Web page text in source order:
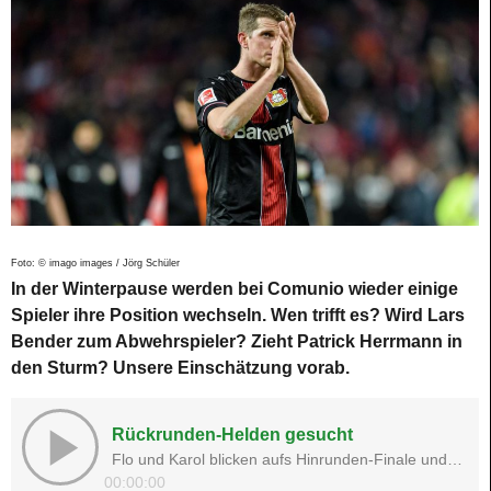
Foto: © imago images / Jörg Schüler
In der Winterpause werden bei Comunio wieder einige
Spieler ihre Position wechseln. Wen trifft es? Wird Lars
Bender zum Abwehrspieler? Zieht Patrick Herrmann in
den Sturm? Unsere Einschätzung vorab.